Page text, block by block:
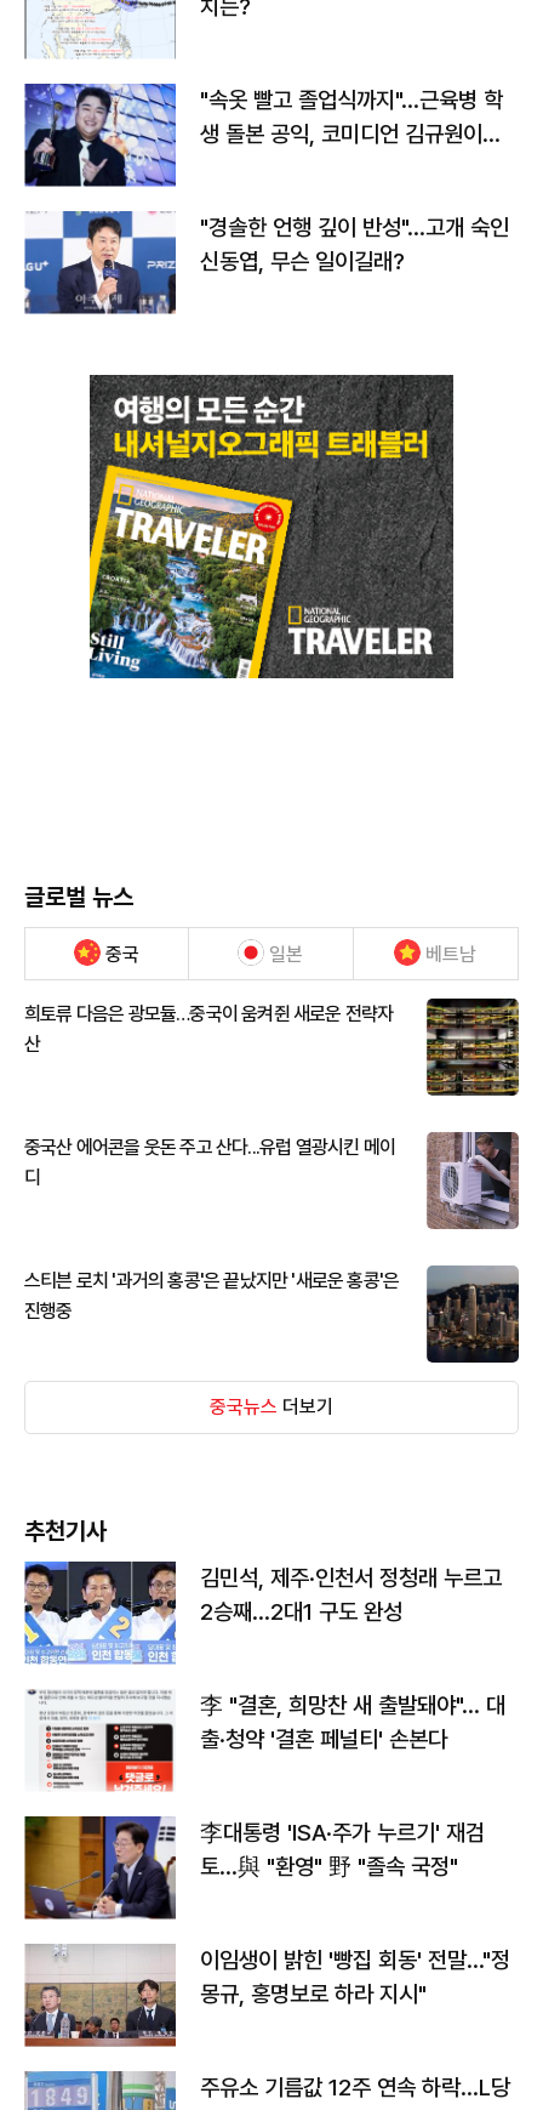
치는?
"속옷 빨고 졸업식까지"…근육병 학
생 돌본 공익, 코미디언 김규원이었
"경솔한 언행 깊이 반성"…고개 숙인
신동엽, 무슨 일이길래?
글로벌 뉴스
중국 일본 베트남
희토류 다음은 광모듈…중국이 움켜쥔 새로운 전략자
산
중국산 에어콘을 웃돈 주고 산다...유럽 열광시킨 메이
디
스티븐 로치 '과거의 홍콩'은 끝났지만 '새로운 홍콩'은
진행중
중국뉴스 더보기
추천기사
김민석, 제주·인천서 정청래 누르고
2승째…2대1 구도 완성
李 "결혼, 희망찬 새 출발돼야"… 대
출·청약 '결혼 페널티' 손본다
李대통령 'ISA·주가 누르기' 재검
토…與 "환영" 野 "졸속 국정"
이임생이 밝힌 '빵집 회동' 전말…"정
몽규, 홍명보로 하라 지시"
주유소 기름값 12주 연속 하락…L당